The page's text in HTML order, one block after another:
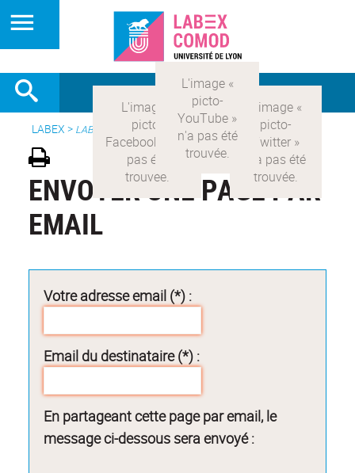
LABEX > LABEX COMOD
ENVOYER UNE PAGE PAR
EMAIL
Votre adresse email (*) :
Email du destinataire (*) :
En partageant cette page par email, le
message ci-dessous sera envoyé :